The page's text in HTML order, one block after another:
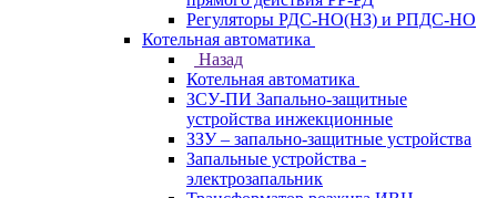
Регуляторы РДС-НО(НЗ) и РПДС-НО
Котельная автоматика
Назад
Котельная автоматика
ЗСУ-ПИ Запально-защитные
устройства инжекционные
ЗЗУ – запально-защитные устройства
Запальные устройства -
электрозапальник